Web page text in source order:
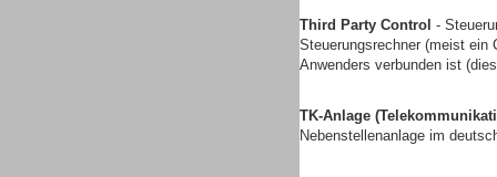
Third Party Control -
Steuerungsrechner (meist ein
Anwenders verbunden ist
TK-Anlage
Nebenstellenanlage im